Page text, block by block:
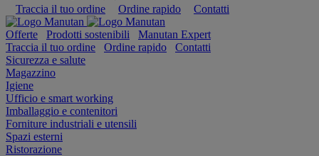
Traccia il tuo ordine
Ordine rapido Contatti
Offerte Prodotti sostenibili
Manutan Expert
Traccia il tuo ordine
Ordine rapido
Contatti
Sicurezza e salute
Magazzino
Igiene
Ufficio e smart working
Imballaggio e contenitori
Forniture industriali e utensili
Spazi esterni
Ristorazione